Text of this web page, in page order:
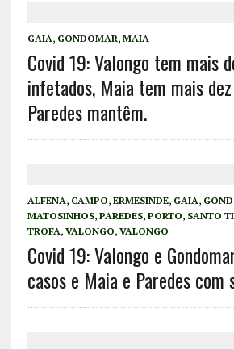
GAIA, GONDOMAR, MAIA
Covid 19: Valongo tem mais
infetados, Maia tem mais
Paredes mantêm.
ALFENA, CAMPO, ERMESINDE, GAIA,
MATOSINHOS, PAREDES, PORTO, SANTO
TROFA, VALONGO, VALONGO
Covid 19: Valongo e
casos e Maia e Paredes